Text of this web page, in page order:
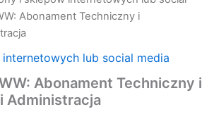
Abonament Techniczny i
lub social media
Abonament Techniczny i
Administracja